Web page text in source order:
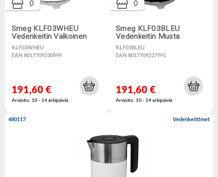
Smeg KLF03WHEU
Vedenkeitin Valkoinen
KLF03WHEU
EAN 8017709230999
0
191,60 €
Arvioitu: 10 - 14 arkipäiviä
Smeg KLF03BLEU
Vedenkeitin Musta
KLF03BLEU
EAN 8017709227791
0
191,60 €
Arvioitu: 10 - 14 arkipäiviä
480117 Vedenkeittimet